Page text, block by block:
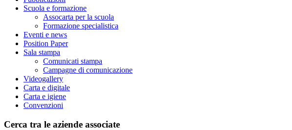
Scuola e formazione
Assocarta per la scuola
Formazione specialistica
Eventi e news
Position Paper
Sala stampa
Comunicati stampa
Campagne di comunicazione
Videogallery
Carta e digitale
Carta e igiene
Convenzioni
Cerca tra le aziende associate